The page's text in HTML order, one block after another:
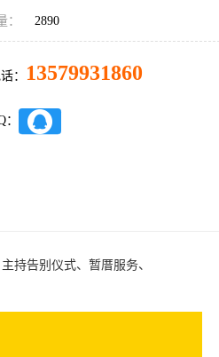
： 2890
： 13579931860
持告别仪式、暂厝服务、